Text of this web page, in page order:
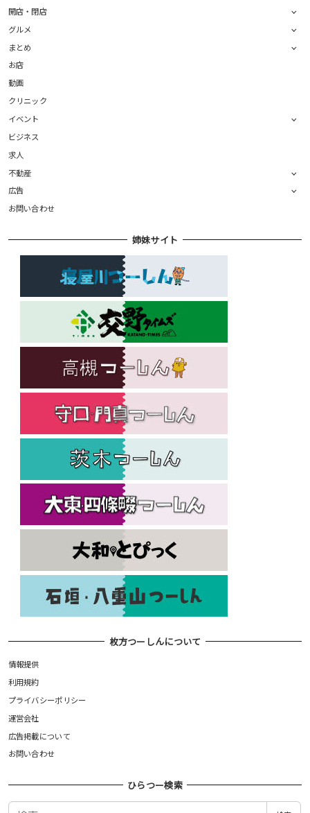
開店・閉店
グルメ
まとめ
お店
動画
クリニック
イベント
ビジネス
求人
不動産
広告
お問い合わせ
姉妹サイト
枚方つーしんについて
情報提供
利用規約
プライバシーポリシー
運営会社
広告掲載について
お問い合わせ
ひらつー検索
検